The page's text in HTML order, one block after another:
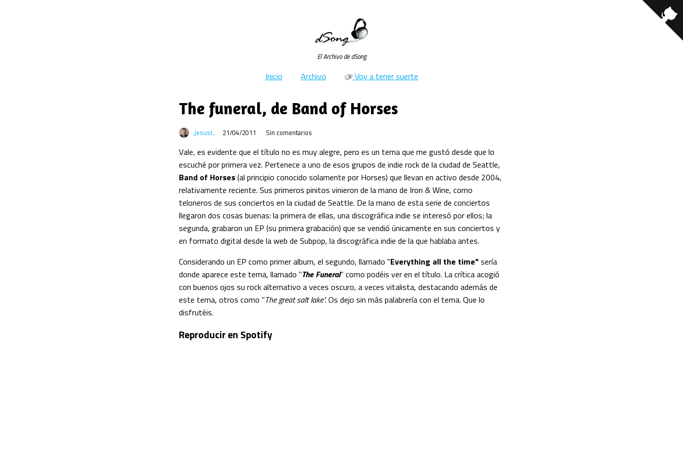
El Archivo de dSong
Inicio Archivo Voy a tener suerte
The funeral, de Band of Horses
jesusr 21/04/2011 Sin comentarios
Vale, es evidente que el título no es muy alegre, pero es un tema que me gustó desde que lo
escuché por primera vez. Pertenece a uno de esos grupos de indie rock de la ciudad de Seattle,
Band of Horses(al principio conocido solamente por Horses) que llevan en activo desde 2004,
relativamente reciente. Sus primeros pinitos vinieron de la mano de Iron & Wine, como
teloneros de sus conciertos en la ciudad de Seattle. De la mano de esta serie de conciertos
llegaron dos cosas buenas: la primera de ellas, una discográfica indie se interesó por ellos; la
segunda, grabaron un EP (su primera grabación) que se vendió únicamente en sus conciertos y
en formato digital desde la web de Subpop, la discográfica indie de la que hablaba antes.
Considerando un EP como primer album, el segundo, llamado "Everything all the time" sería
donde aparece este tema, llamado "The Funeral" como podéis ver en el título. La crítica acogió
con buenos ojos su rock alternativo a veces oscuro, a veces vitalista, destacando además de
este tema, otros como "The great salt lake".Os dejo sin más palabrería con el tema. Que lo
disfrutéis.
Reproducir en Spotify